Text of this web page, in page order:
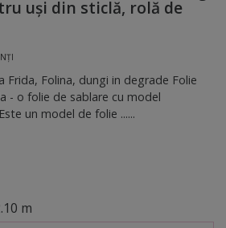
uşi din sticlă, rolă de
Frida, Folina, dungi in degrade Folie
- o folie de sablare cu model
un model de folie ......
m